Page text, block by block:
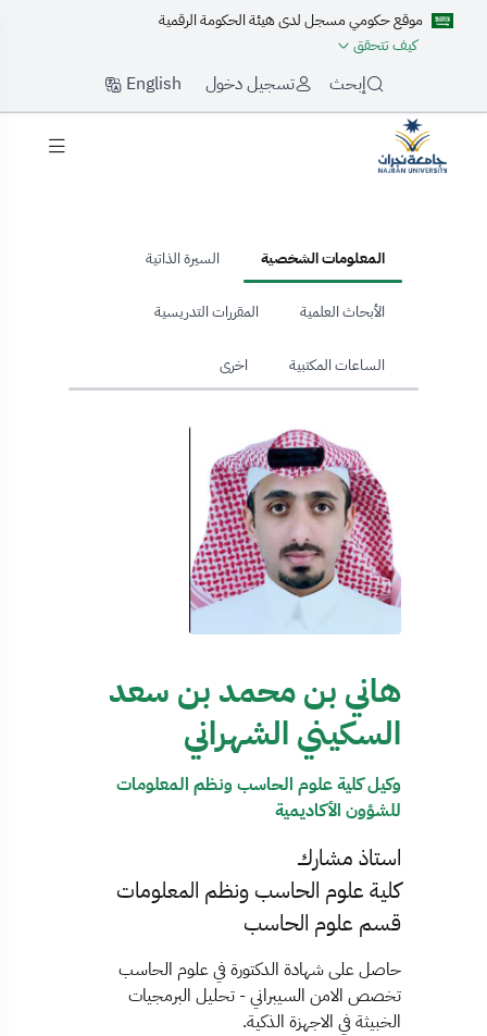
موقع حكومي مسجل لدى هيئة الحكومة الرقمية
كيف تتحقق
إبحث تسجيل دخول English
المعلومات الشخصية السيرة الذاتية
الأبحاث العلمية المقررات التدريسية
الساعات المكتبية اخرى
هاني بن محمد بن سعد
السكيني الشهراني
وكيل كلية علوم الحاسب ونظم المعلومات
للشؤون الأكاديمية
استاذ مشارك
كلية علوم الحاسب ونظم المعلومات
قسم علوم الحاسب
حاصل على شهادة الدكتورة في علوم الحاسب
تخصص الامن السيبراني - تحليل البرمجيات
الخبيثة في الاجهزة الذكية.